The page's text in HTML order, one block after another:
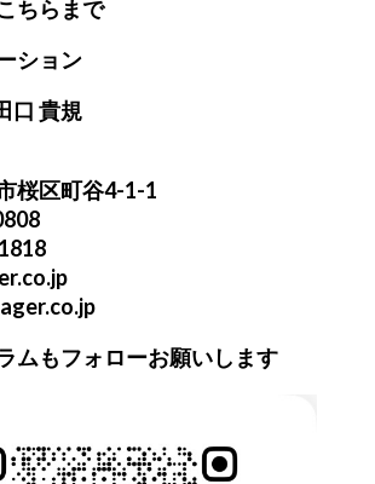
ちらまで
ション
口 貴規
桜区町谷4-1-1
ムもフォローお願いします